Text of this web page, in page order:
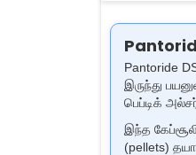
Pantoride
இருந்து
பெப்டிக்
இந்த
(pellets)